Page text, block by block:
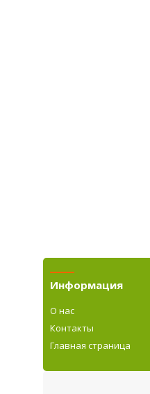
Информация
О нас
Контакты
Главная страница